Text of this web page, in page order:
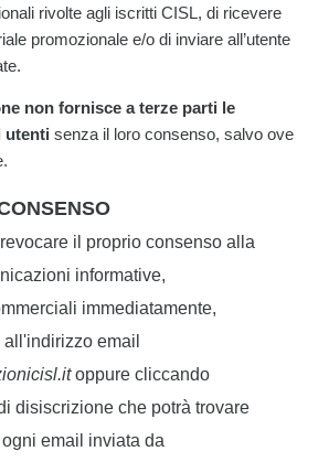
rivolte agli iscritti CISL, di ricevere
promozionale e/o di inviare all’utente
non fornisce a terze parti le
utenti senza il loro consenso, salvo ove
il proprio consenso alla
informative,
immediatamente,
email
oppure cliccando
disiscrizione che potrà trovare
email inviata da